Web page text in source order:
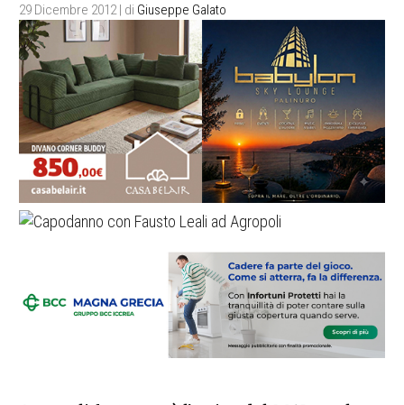
29 Dicembre 2012 | di Giuseppe Galato